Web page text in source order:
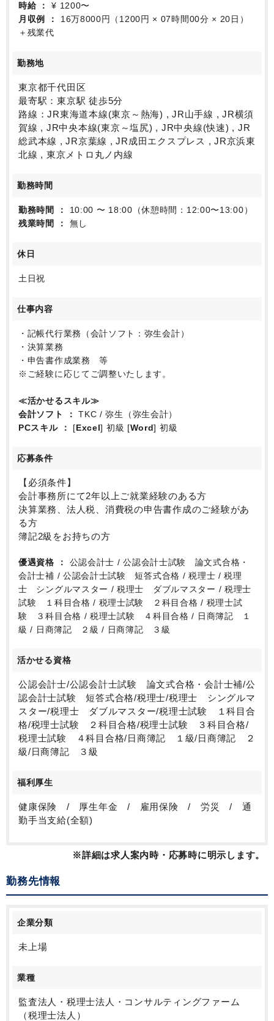
時給
¥ 1200〜
月収例
16万8000円（1200円 × 07時間00分 × 20日）
＋残業代
勤務地
東京都千代田区
最寄駅：東京駅 徒歩5分
路線：JR東海道本線(東京～熱海) , JR山手線 , JR横須
賀線 , JR中央本線(東京～塩尻) , JR中央線(快速) , JR
総武本線 , JR京葉線 , JR成田エクスプレス , JR京浜東
北線 , 東京メトロ丸ノ内線
勤務時間
勤務時間
10:00 〜 18:00（休憩時間：12:00〜13:00）
残業時間
無し
休日
土日祝
仕事内容
・記帳代行業務（会計ソフト：弥生会計）
・決算業務
・申告書作成業務 等
※ご経験に応じてご調整いたします。
≪活かせるスキル≫
会計ソフト
TKC / 弥生（弥生会計）
PCスキル
[Excel] 初級 [Word] 初級
応募条件
【必須条件】
会計事務所にて2年以上ご就業経験のある方
決算業務、法人税、消費税の申告書作成のご経験があ
る方
簿記2級をお持ちの方
優遇資格
公認会計士 / 公認会計士試験 論文式合格・
会計士補 / 公認会計士試験 短答式合格 / 税理士 / 税理
士 シングルマスター / 税理士 ダブルマスター / 税理士
試験 １科目合格 / 税理士試験 ２科目合格 / 税理士試
験 ３科目合格 / 税理士試験 ４科目合格 / 日商簿記 １
級 / 日商簿記 ２級 / 日商簿記 ３級
活かせる資格
公認会計士/公認会計士試験 論文式合格・会計士補/公
認会計士試験 短答式合格/税理士/税理士 シングルマ
スター/税理士 ダブルマスター/税理士試験 １科目合
格/税理士試験 ２科目合格/税理士試験 ３科目合格/
税理士試験 ４科目合格/日商簿記 １級/日商簿記 ２
級/日商簿記 ３級
福利厚生
健康保険 / 厚生年金 / 雇用保険 / 労災 / 通
勤手当支給(全額)
※詳細は求人案内時・応募時に明示します。
勤務先情報
企業分類
未上場
業種
監査法人・税理士法人・コンサルティングファーム
（税理士法人）